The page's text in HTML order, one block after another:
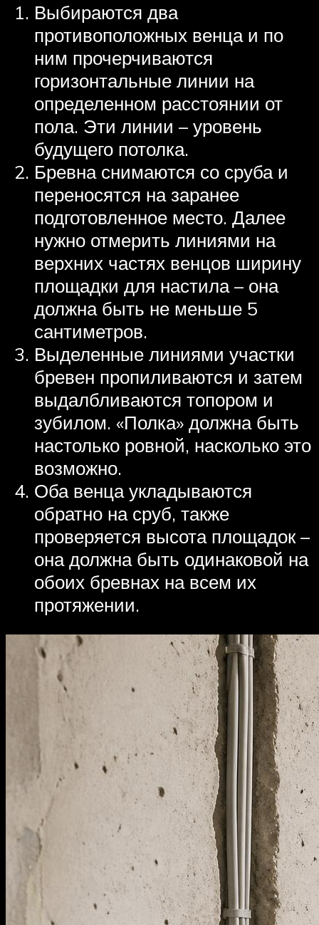
Выбираются два
противоположных венца и по
ним прочерчиваются
горизонтальные линии на
определенном расстоянии от
пола. Эти линии – уровень
будущего потолка.
Бревна снимаются со сруба и
переносятся на заранее
подготовленное место. Далее
нужно отмерить линиями на
верхних частях венцов ширину
площадки для настила – она
должна быть не меньше 5
сантиметров.
Выделенные линиями участки
бревен пропиливаются и затем
выдалбливаются топором и
зубилом. «Полка» должна быть
настолько ровной, насколько это
возможно.
Оба венца укладываются
обратно на сруб, также
проверяется высота площадок –
она должна быть одинаковой на
обоих бревнах на всем их
протяжении.